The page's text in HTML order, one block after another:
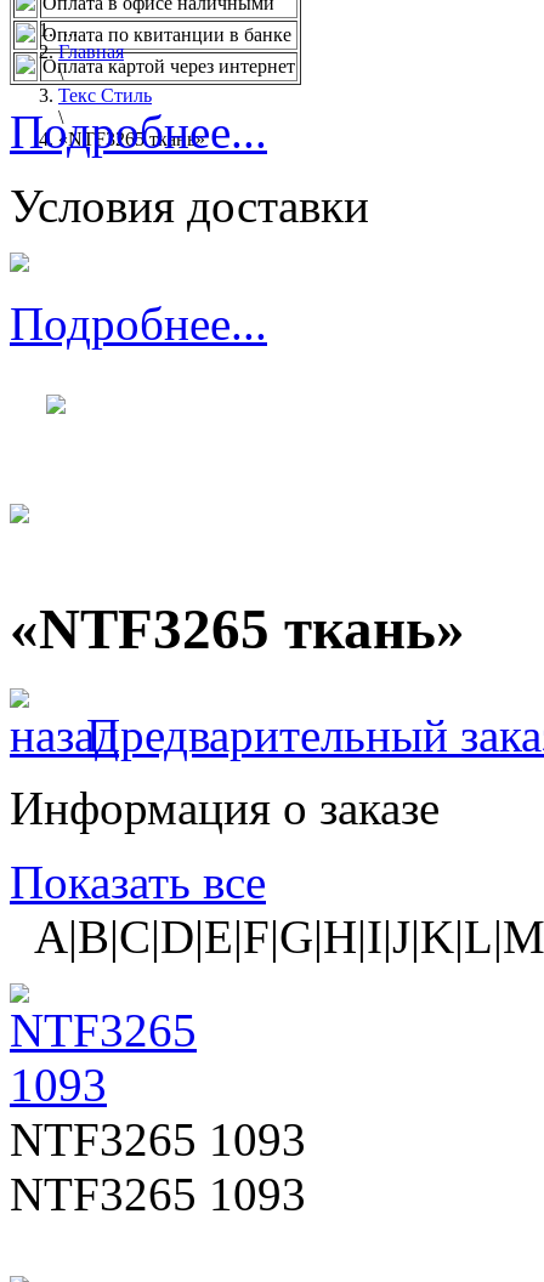
...
Главная
\
Текс Стиль
\
«NTF3265 ткань»
Оплата по квитанции в банке
Оплата картой через интернет
Подробнее...
Условия доставки
Подробнее...
«NTF3265 ткань»
Предварительный
Информация о заказе
Показать все
NTF3265 1093
NTF3265 1093